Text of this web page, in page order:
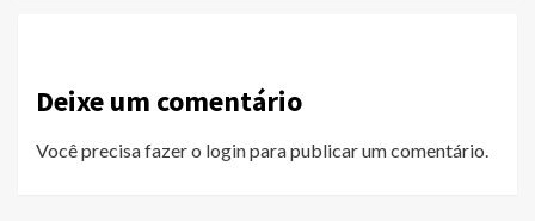
Deixe um comentário
Você precisa fazer o loginpara publicar um comentário.